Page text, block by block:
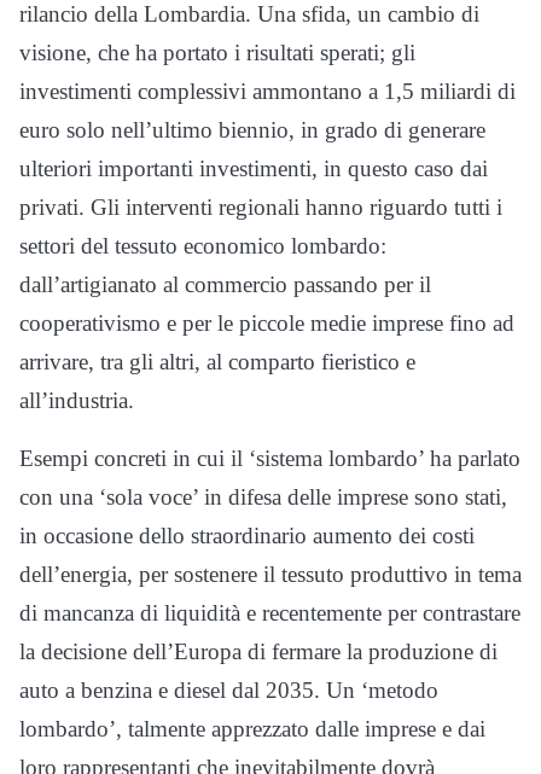
rilancio della Lombardia. Una sfida, un cambio di
visione, che ha portato i risultati sperati; gli
investimenti complessivi ammontano a 1,5 miliardi di
euro solo nell’ultimo biennio, in grado di generare
ulteriori importanti investimenti, in questo caso dai
privati. Gli interventi regionali hanno riguardo tutti i
settori del tessuto economico lombardo:
dall’artigianato al commercio passando per il
cooperativismo e per le piccole medie imprese fino ad
arrivare, tra gli altri, al comparto fieristico e
all’industria.
Esempi concreti in cui il ‘sistema lombardo’ ha parlato
con una ‘sola voce’ in difesa delle imprese sono stati,
in occasione dello straordinario aumento dei costi
dell’energia, per sostenere il tessuto produttivo in tema
di mancanza di liquidità e recentemente per contrastare
la decisione dell’Europa di fermare la produzione di
auto a benzina e diesel dal 2035. Un ‘metodo
lombardo’, talmente apprezzato dalle imprese e dai
loro rappresentanti che inevitabilmente dovrà